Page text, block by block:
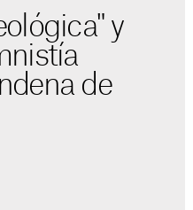
y
de